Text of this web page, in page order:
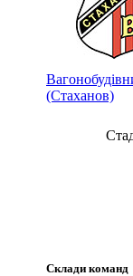
(Стаханов)
Склади команд